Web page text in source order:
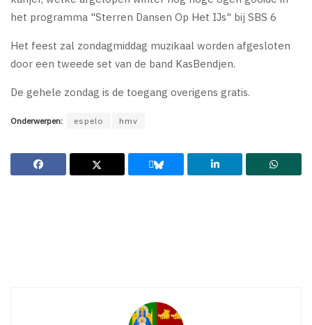
het programma "Sterren Dansen Op Het IJs" bij SBS 6
Het feest zal zondagmiddag muzikaal worden afgesloten
door een tweede set van de band KasBendjen.
De gehele zondag is de toegang overigens gratis.
Onderwerpen: espelo hmv